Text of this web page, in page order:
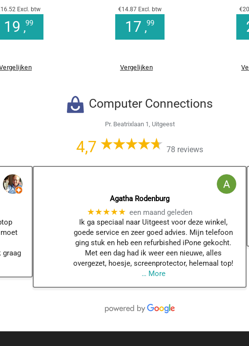
Excl. btw
19 ,99
€14.87 Excl. btw
17 ,99
Vergelijken
Computer Connections
Pr. Beatrixlaan 1, Uitgeest
4,7 78 reviews
graag
Agatha Rodenburg
★★★★★ een maand geleden
Ik ga speciaal naar Uitgeest voor deze winkel,
goede service en zeer goed advies. Mijn telefoon
ging stuk en heb een refurbished iPone gekocht.
Met een dag had ik weer een nieuwe, alles
overgezet, hoesje, screenprotector, helemaal top!
… More